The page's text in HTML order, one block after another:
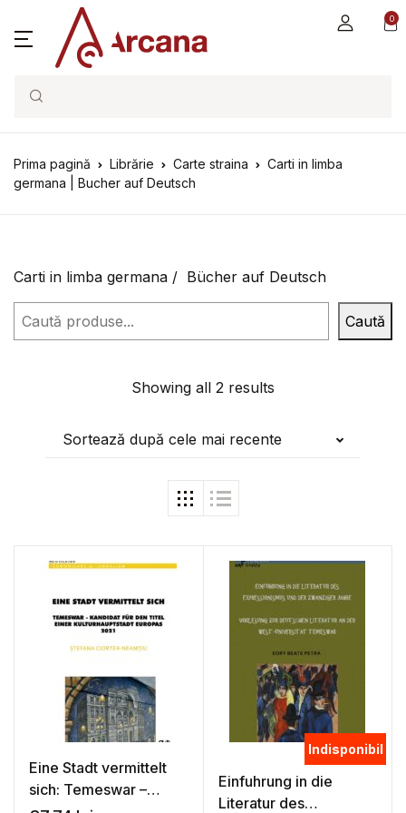
0
Search
Prima pagină Librărie Carte straina
Carti in limba
germana | Bucher auf Deutsch
Carti in limba germana / Bücher auf Deutsch
Caută
Caută
Showing all 2 results
Sortează după cele mai recente
Eine Stadt vermittelt
sich: Temeswar –
Indisponibil
Einfuhrung in die
Literatur des